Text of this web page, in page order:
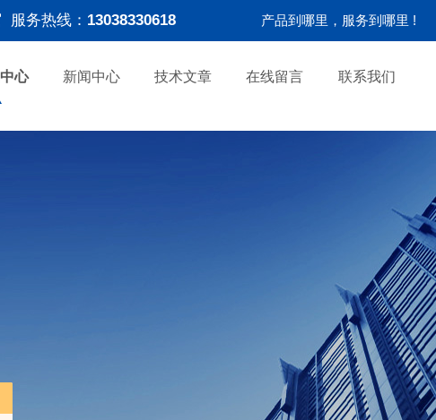
服务热线： 13038330618 产品到哪里，服务到哪里 !
心 新闻中心 技术文章 在线留言 联系我们